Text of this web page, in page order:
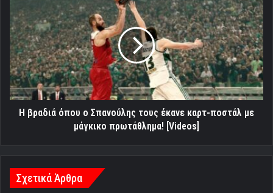
βραδιά
όπου
ο
Σπανούλης
τους
έκανε
καρτ-
ποστάλ
Η βραδιά όπου ο Σπανούλης τους έκανε καρτ-ποστάλ με
μάγκικο πρωτάθλημα! [Videos]
Σχετικά Άρθρα